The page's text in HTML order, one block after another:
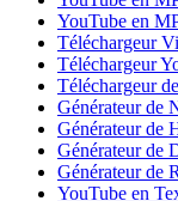
YouTube en
Téléchargeur
Téléchargeur
Téléchargeur
Générateur de
Générateur de
Générateur de
Générateur de
YouTube en